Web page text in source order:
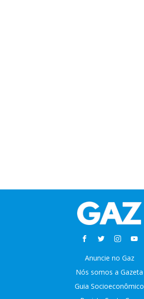
Anuncie no Gaz
Nós somos a Gazeta
Guia Socioeconômico